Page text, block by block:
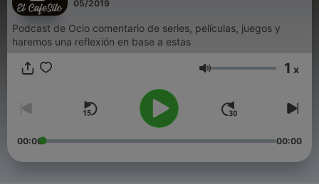
05/2019
Podcast de Ocio comentario de series, películas, juegos y
haremos una reflexión en base a estas
Volumen 1 x
00:00 00:00